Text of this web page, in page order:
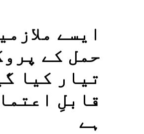
ایسے
حمل کے
تیار کیا
قابلِ
ہے